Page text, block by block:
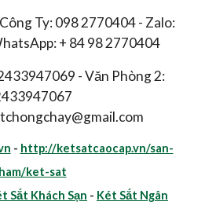
Ty: 098 2770404 - Zalo:
+ 84 98 2770404
- Văn Phòng 2:
- http://ketsatcaocap.vn/san-
ket-sat
Sắt Khách Sạn - Két Sắt Ngân